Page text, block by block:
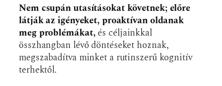
Nem csupán utasításokat követnek; előre
látják az igényeket, proaktívan oldanak
meg problémákat, és céljainkkal
összhangban lévő döntéseket hoznak,
megszabadítva minket a rutinszerű kognitív
terhektől.